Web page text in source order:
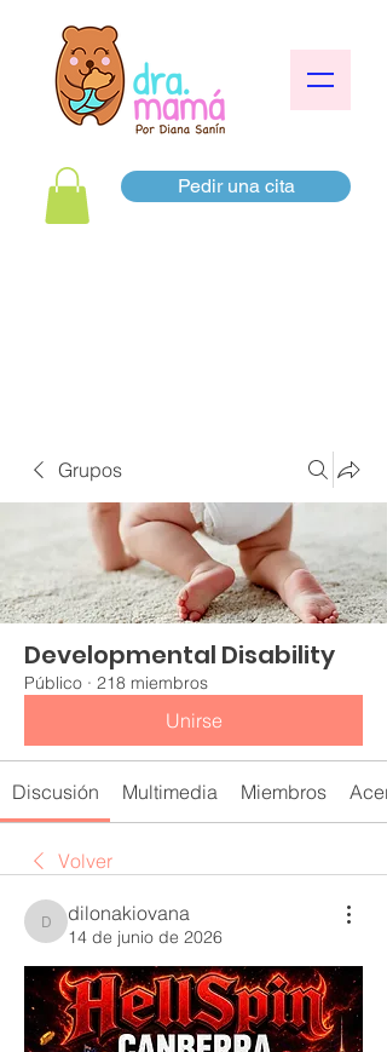
Pedir una cita
Grupos
Developmental Disability
Público · 218 miembros
Unirse
Discusión Multimedia Miembros
Volver
dilonakiovana
dilonakiovana
14 de junio de 2026